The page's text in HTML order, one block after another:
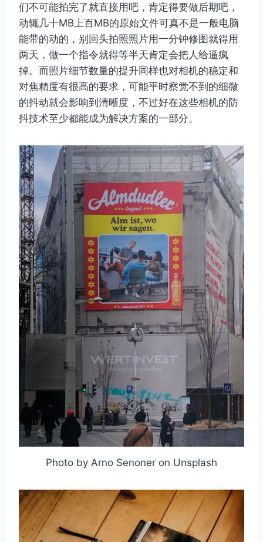
们不可能拍完了就直接用吧，肯定得要做后期吧，
动辄几十MB上百MB的原始文件可真不是一般电脑
能带的动的，别回头拍照照片用一分钟修图就得用
两天，做一个指令就得等半天肯定会把人给逼疯
掉。而照片细节数量的提升同样也对相机的稳定和
对焦精度有很高的要求，可能平时察觉不到的细微
的抖动就会影响到清晰度，不过好在这些相机的防
抖技术至少都能成为解决方案的一部分。
Photo by Arno Senoner on Unsplash